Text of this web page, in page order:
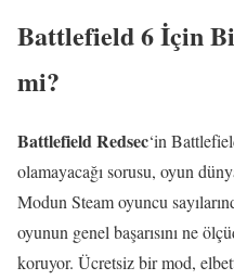
Battlefield 6 İçin
mi?
Battlefield Redsec‘in
olamayacağı sorusu, oyun
Modun Steam oyuncu
oyunun genel başarısını ne
koruyor. Ücretsiz bir mod,